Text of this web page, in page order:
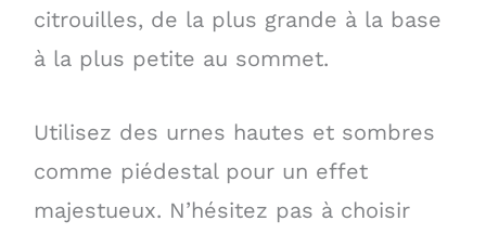
citrouilles, de la plus grande à la base
à la plus petite au sommet.
Utilisez des urnes hautes et sombres
comme piédestal pour un effet
majestueux. N’hésitez pas à choisir